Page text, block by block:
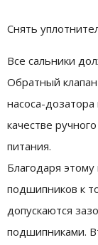
Снять
Все сальники
Обратный
насоса-
качестве
питания.
Благодаря
подшипников к
допускаются
подшипниками.